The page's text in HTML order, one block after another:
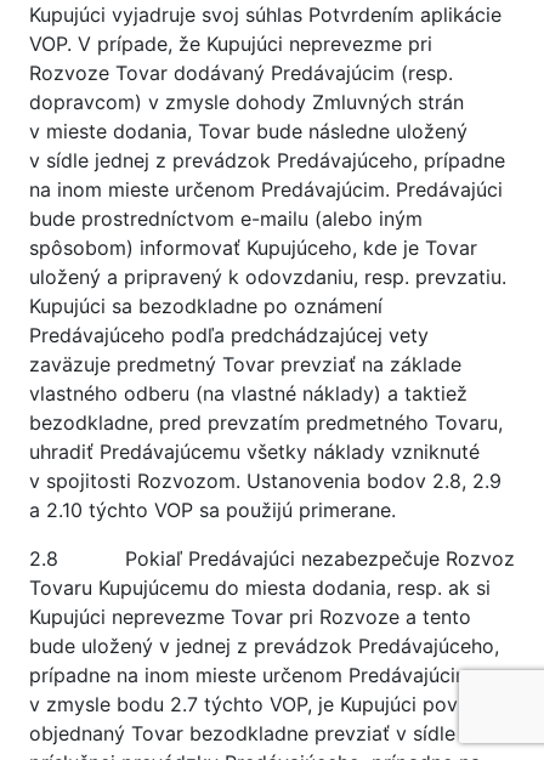
Kupujúci vyjadruje svoj súhlas Potvrdením aplikácie
VOP. V prípade, že Kupujúci neprevezme pri
Rozvoze Tovar dodávaný Predávajúcim (resp.
dopravcom) v zmysle dohody Zmluvných strán
v mieste dodania, Tovar bude následne uložený
v sídle jednej z prevádzok Predávajúceho, prípadne
na inom mieste určenom Predávajúcim. Predávajúci
bude prostredníctvom e-mailu (alebo iným
spôsobom) informovať Kupujúceho, kde je Tovar
uložený a pripravený k odovzdaniu, resp. prevzatiu.
Kupujúci sa bezodkladne po oznámení
Predávajúceho podľa predchádzajúcej vety
zaväzuje predmetný Tovar prevziať na základe
vlastného odberu (na vlastné náklady) a taktiež
bezodkladne, pred prevzatím predmetného Tovaru,
uhradiť Predávajúcemu všetky náklady vzniknuté
v spojitosti Rozvozom. Ustanovenia bodov 2.8, 2.9
a 2.10 týchto VOP sa použijú primerane.
2.8 Pokiaľ Predávajúci nezabezpečuje Rozvoz
Tovaru Kupujúcemu do miesta dodania, resp. ak si
Kupujúci neprevezme Tovar pri Rozvoze a tento
bude uložený v jednej z prevádzok Predávajúceho,
prípadne na inom mieste určenom Predávajúcim,
v zmysle bodu 2.7 týchto VOP, je Kupujúci povinný
objednaný Tovar bezodkladne prevziať v sídle